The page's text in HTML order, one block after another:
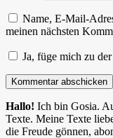
Name, E-Mail-
meinen nächsten
Ja, füge mich zu
Hallo! Ich bin Gosia.
Texte. Meine Texte
die Freude gönnen,